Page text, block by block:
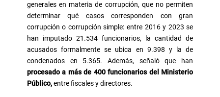
generales en materia de corrupción, que no permiten
determinar qué casos corresponden con gran
corrupción o corrupción simple: entre 2016 y 2023 se
han imputado 21.534 funcionarios, la cantidad de
acusados formalmente se ubica en 9.398 y la de
condenados en 5.365. Además, señaló que han
procesado a más de 400 funcionarios del Ministerio
Público,entre fiscales y directores.